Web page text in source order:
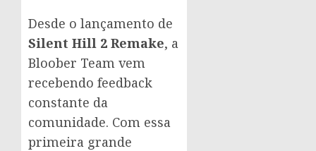
Desde o lançamento de
Silent Hill 2 Remake, a
Bloober Team vem
recebendo feedback
constante da
comunidade. Com essa
primeira grande